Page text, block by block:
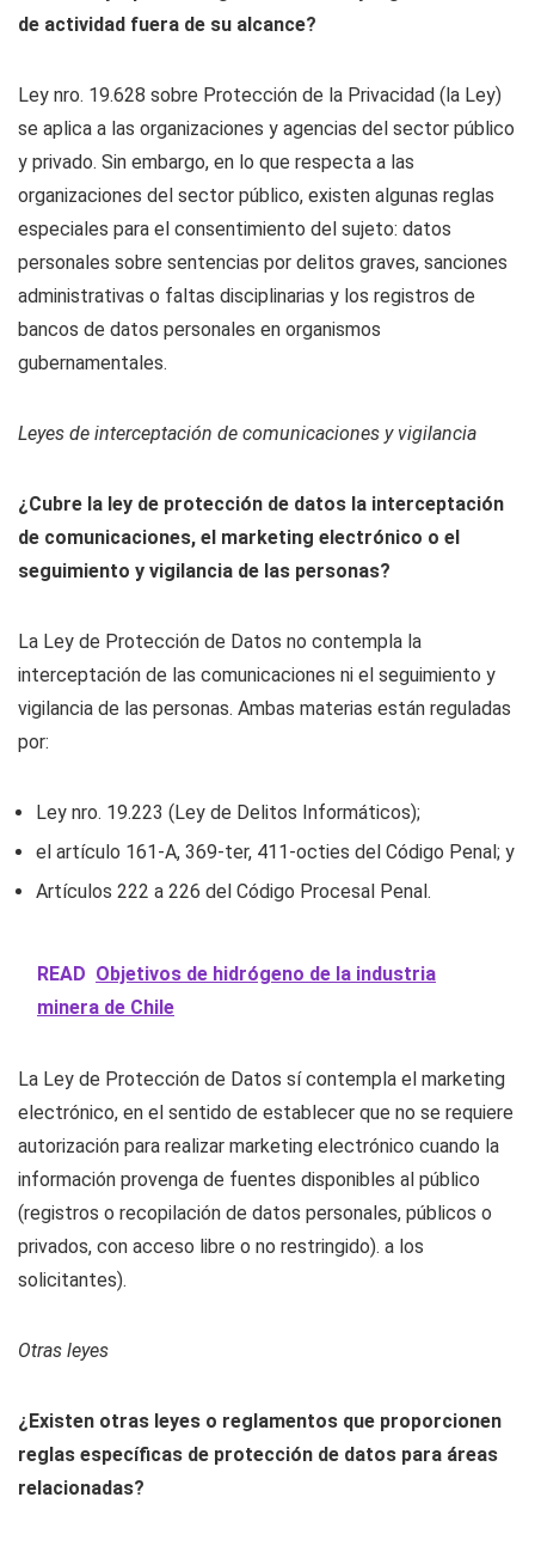
de actividad fuera de su alcance?
Ley nro. 19.628 sobre Protección de la Privacidad (la Ley)
se aplica a las organizaciones y agencias del sector público
y privado. Sin embargo, en lo que respecta a las
organizaciones del sector público, existen algunas reglas
especiales para el consentimiento del sujeto: datos
personales sobre sentencias por delitos graves, sanciones
administrativas o faltas disciplinarias y los registros de
bancos de datos personales en organismos
gubernamentales.
Leyes de interceptación de comunicaciones y vigilancia
¿Cubre la ley de protección de datos la interceptación
de comunicaciones, el marketing electrónico o el
seguimiento y vigilancia de las personas?
La Ley de Protección de Datos no contempla la
interceptación de las comunicaciones ni el seguimiento y
vigilancia de las personas. Ambas materias están reguladas
por:
Ley nro. 19.223 (Ley de Delitos Informáticos);
el artículo 161-A, 369-ter, 411-octies del Código Penal; y
Artículos 222 a 226 del Código Procesal Penal.
READ Objetivos de hidrógeno de la industria
minera de Chile
La Ley de Protección de Datos sí contempla el marketing
electrónico, en el sentido de establecer que no se requiere
autorización para realizar marketing electrónico cuando la
información provenga de fuentes disponibles al público
(registros o recopilación de datos personales, públicos o
privados, con acceso libre o no restringido). a los
solicitantes).
Otras leyes
¿Existen otras leyes o reglamentos que proporcionen
reglas específicas de protección de datos para áreas
relacionadas?